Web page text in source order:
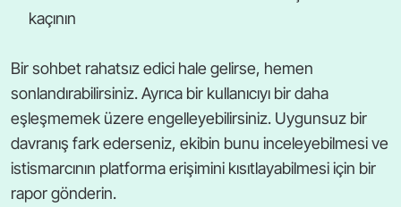
kaçının
Bir sohbet rahatsız edici hale gelirse, hemen
sonlandırabilirsiniz. Ayrıca bir kullanıcıyı bir daha
eşleşmemek üzere engelleyebilirsiniz. Uygunsuz bir
davranış fark ederseniz, ekibin bunu inceleyebilmesi ve
istismarcının platforma erişimini kısıtlayabilmesi için bir
rapor gönderin.